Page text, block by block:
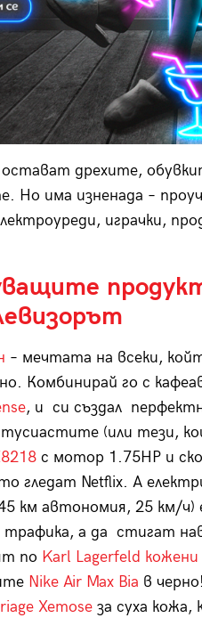
дрехите,
Но има изненада –
играчки,
– мечтата на всеки,
Комбинирай го с
, и си създал
(или тези,
с мотор 1.75HP и
гледат Netflix. А
км автономия, 25 км/ч)
а да стигат
по Karl Lagerfeld
Nike Air Max Bia в
Xemoseза суха кожа,